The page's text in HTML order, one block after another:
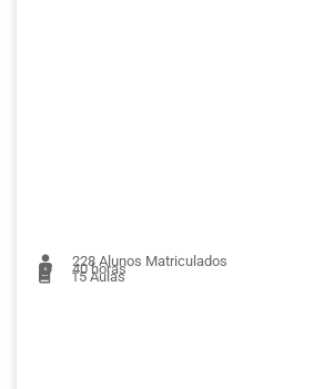
228 Alunos Matriculados
40 horas
15Aulas